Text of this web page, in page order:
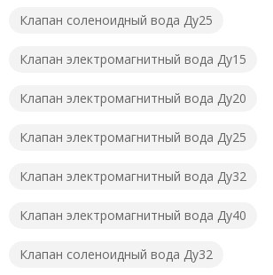
Клапан соленоидный вода Ду25
Клапан электромагнитный вода Ду15
Клапан электромагнитный вода Ду20
Клапан электромагнитный вода Ду25
Клапан электромагнитный вода Ду32
Клапан электромагнитный вода Ду40
Клапан соленоидный вода Ду32